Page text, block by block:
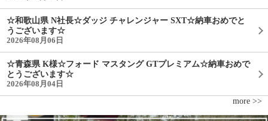
☆和歌山県 N社長☆ダッジ チャレンジャー SXT☆納車おめでと
うございます☆
2026年08月06日
☆青森県 K様☆フォード マスタング GTプレミアム☆納車おめで
とうございます☆
2026年08月04日
more >>